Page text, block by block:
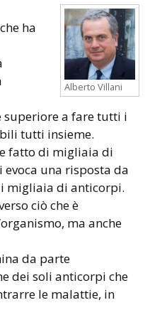
Alberto Villani
ha
a fare tutti i
tutti insieme.
fatto di migliaia di
una risposta da
migliaia di anticorpi.
ciò che è
ma anche
da parte
dei soli anticorpi che
le malattie, in